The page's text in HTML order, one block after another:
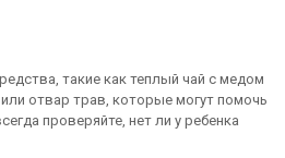
такие как теплый чай с медом
отвар трав, которые могут помочь
проверяйте, нет ли у ребенка